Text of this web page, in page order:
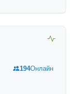
194Онлайн